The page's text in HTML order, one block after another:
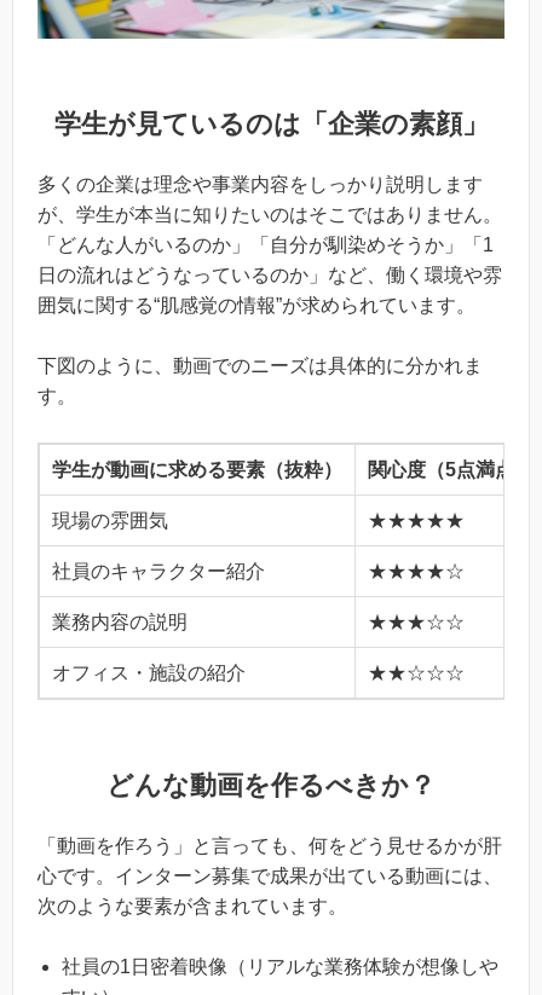
学生が見ているのは「企業の素顔」
多くの企業は理念や事業内容をしっかり説明します
が、学生が本当に知りたいのはそこではありません。
「どんな人がいるのか」「自分が馴染めそうか」「1
日の流れはどうなっているのか」など、働く環境や雰
囲気に関する“肌感覚の情報”が求められています。
下図のように、動画でのニーズは具体的に分かれま
す。
学生が動画に求める要素（抜粋） 関心度（5点満点）
現場の雰囲気 ★★★★★
社員のキャラクター紹介 ★★★★☆
業務内容の説明 ★★★☆☆
オフィス・施設の紹介 ★★☆☆☆
どんな動画を作るべきか？
「動画を作ろう」と言っても、何をどう見せるかが肝
心です。インターン募集で成果が出ている動画には、
次のような要素が含まれています。
社員の1日密着映像（リアルな業務体験が想像しや